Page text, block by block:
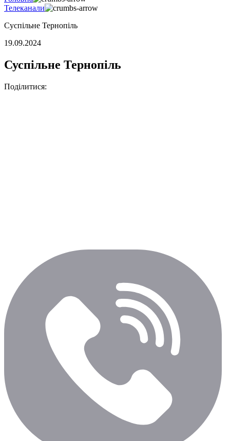
Телеканали
Суспільне Тернопіль
19.09.2024
Суспільне Тернопіль
Поділитися: